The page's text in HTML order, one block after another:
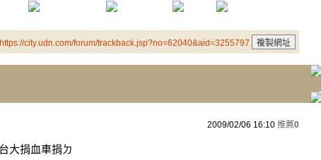
city.udn.com/forum/trackback.jsp?no=62040&aid=3255797
2009/02/06 16:10 推薦0
大捐血車捐ㄉ